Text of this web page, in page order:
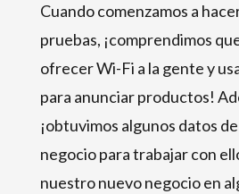
Cuando comenzamos a
pruebas, ¡comprendimos
ofrecer Wi-Fi a la gente y
para anunciar productos!
¡obtuvimos algunos datos
negocio para trabajar con
nuestro nuevo negocio en